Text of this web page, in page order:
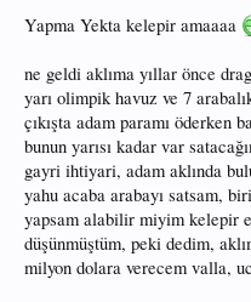
Yapma Yekta kelepir amaaaa
ne geldi aklıma yıllar önce
yarı olimpik havuz ve 7
çıkışta adam paramı öderken
bunun yarısı kadar var
gayri ihtiyari, adam aklında
yahu acaba arabayı satsam,
yapsam alabilir miyim kelepir
düşünmüştüm, peki dedim,
milyon dolara verecem valla,